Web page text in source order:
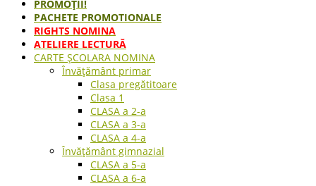
PROMOȚII!
PACHETE PROMOTIONALE
RIGHTS NOMINA
ATELIERE LECTURĂ
CARTE ŞCOLARA NOMINA
Învățământ primar
Clasa pregătitoare
Clasa 1
CLASA a 2-a
CLASA a 3-a
CLASA a 4-a
Învățământ gimnazial
CLASA a 5-a
CLASA a 6-a